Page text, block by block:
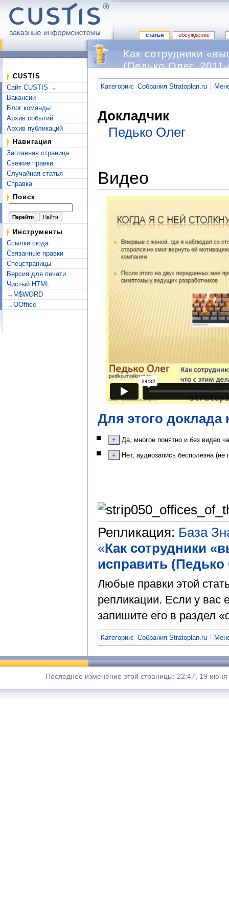
статья обсуждение
CUSTIS
Сайт CUSTIS →
Вакансии
Блог команды
Архив событий
Архив публикаций
Навигация
Заглавная страница
Свежие правки
Случайная статья
Справка
Поиск
Инструменты
Ссылки сюда
Связанные правки
Спецстраницы
Версия для печати
Чистый HTML
→M$WORD
→OOffice
Как сотрудники
(Педько Олег,
Категории: Собрания Stratoplan.ru
Докладчик
Педько Олег
Видео
Для этого доклада
Да, многое понятно и без видео
Нет, аудиозапись бесполезна
Репликация: База
«Как сотрудники
исправить (Педько
Любые правки этой
репликации. Если у вас
запишите его в раздел
Категории: Собрания Stratoplan.ru
Последнее изменение этой страницы: 22:47, 19